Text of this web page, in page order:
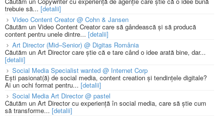
trebuie să... [detalii]
Video Content Creator @ Cohn & Jansen
Căutăm un Video Content Creator care să gândească și să producă
content pentru unele dintre... [detalii]
Art Director (Mid–Senior) @ Digitas România
Căutăm un Art Director care știe că e tare când o idee arată bine, dar...
[detalii]
Social Media Specialist wanted @ Internet Corp
Ești pasionat(ă) de social media, content creation și tendințele digitale?
Ai un ochi format pentru... [detalii]
Social Media Art Director @ pastel
Căutăm un Art Director cu experiență în social media, care să știe cum
să transforme... [detalii]